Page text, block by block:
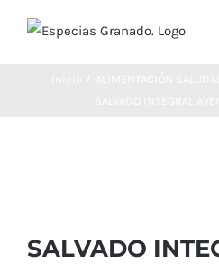
SALVADO